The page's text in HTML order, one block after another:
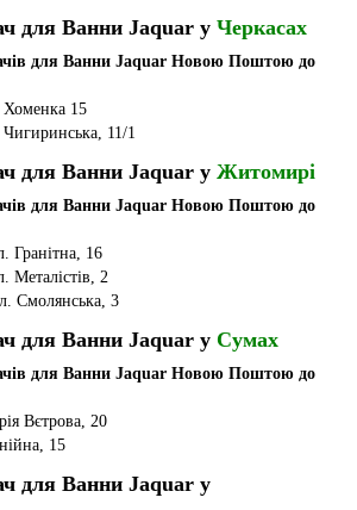
для Ванни Jaquar у Черкасах
для Ванни Jaquar Новою Поштою до
Хоменка 15
Чигиринська, 11/1
для Ванни Jaquar у Житомирі
для Ванни Jaquar Новою Поштою до
Гранітна, 16
Металістів, 2
Смолянська, 3
для Ванни Jaquar у Сумах
для Ванни Jaquar Новою Поштою до
Вєтрова, 20
15
для Ванни Jaquar у